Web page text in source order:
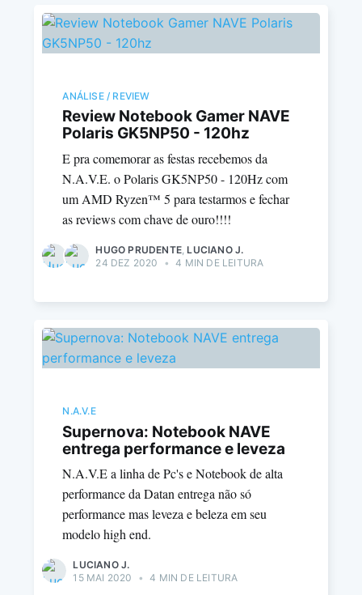
ANÁLISE / REVIEW
Review Notebook Gamer NAVE
Polaris GK5NP50 - 120hz
E pra comemorar as festas recebemos da
N.A.V.E. o Polaris GK5NP50 - 120Hz com
um AMD Ryzen™ 5 para testarmos e fechar
as reviews com chave de ouro!!!!
HUGO PRUDENTE ,LUCIANO J.
24 DEZ 2020
• 4 MIN DE LEITURA
N.A.V.E
Supernova: Notebook NAVE
entrega performance e leveza
N.A.V.E a linha de Pc's e Notebook de alta
performance da Datan entrega não só
performance mas leveza e beleza em seu
modelo high end.
LUCIANO J.
15 MAI 2020
• 4 MIN DE LEITURA